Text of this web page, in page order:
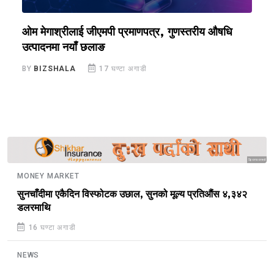
ओम मेगाश्रीलाई जीएमपी प्रमाणपत्र, गुणस्तरीय औषधि
उत्पादनमा नयाँ छलाङ
BY BIZSHALA 17 घण्टा अगाडी
Sponsored
MONEY MARKET
सुनचाँदीमा एकैदिन विस्फोटक उछाल, सुनको मूल्य प्रतिऔंस ४,३४२
डलरमाथि
16 घण्टा अगाडी
NEWS